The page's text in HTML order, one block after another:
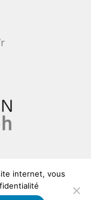
maintenance
internet, vous